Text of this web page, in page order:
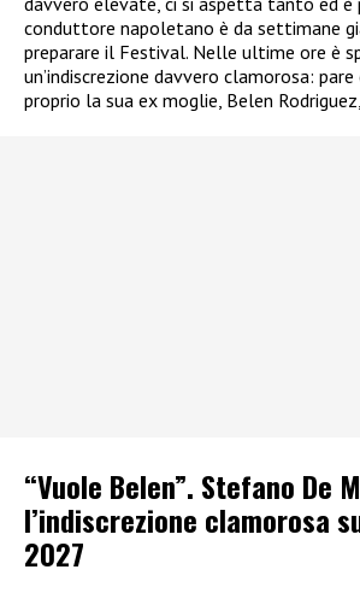
conduttore napoletano è da settimane
preparare il Festival. Nelle ultime ore è
un’indiscrezione davvero clamorosa:
proprio la sua ex moglie, Belen
“Vuole Belen”. Stefano De
l’indiscrezione clamorosa
2027